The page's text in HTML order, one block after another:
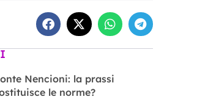
Nencioni: la prassi
le norme?